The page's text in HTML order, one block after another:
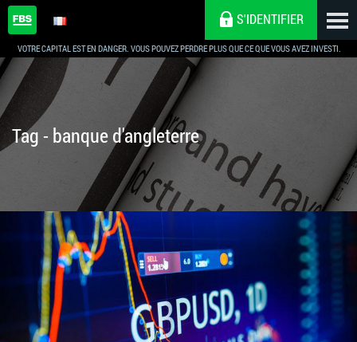
VOTRE CAPITAL EST EN DANGER. VOUS POUVEZ PERDRE PLUS QUE CE QUE VOUS AVEZ INVESTI.
S'IDENTIFIER
Tag - banque d'angleterre